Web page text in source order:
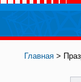
Главная >